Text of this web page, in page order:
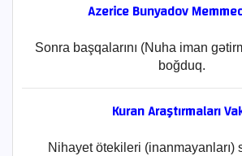
Azerice Bunyadov
Sonra başqalarını (Nuha iman
boğduq.
Kuran Araştırmaları
Nihayet ötekileri (inanmayanları)